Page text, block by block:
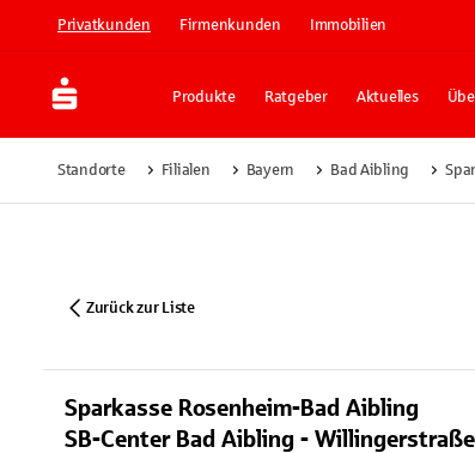
Privatkunden Firmenkunden Immobilien
Produkte Ratgeber Aktuelles
Standorte Filialen Bayern Bad Aibling
Zurück zur Liste
Sparkasse Rosenheim-Bad Aibling
SB-Center Bad Aibling - Willingerstraße